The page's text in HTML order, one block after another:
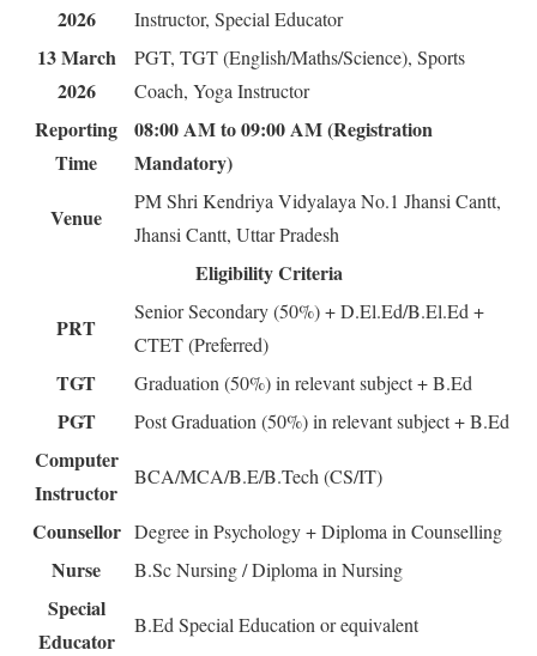
2026
Instructor, Special Educator
13 March
2026
PGT, TGT (English/Maths/Science), Sports
Coach, Yoga Instructor
Reporting
Time
08:00 AM to 09:00 AM (Registration
Mandatory)
Venue
PM Shri Kendriya Vidyalaya No.1 Jhansi Cantt,
Jhansi Cantt, Uttar Pradesh
Eligibility Criteria
PRT
Senior Secondary (50%) + D.El.Ed/B.El.Ed +
CTET (Preferred)
TGT Graduation (50%) in relevant subject + B.Ed
PGT Post Graduation (50%) in relevant subject + B.Ed
Computer
Instructor
BCA/MCA/B.E/B.Tech (CS/IT)
Counsellor Degree in Psychology + Diploma in Counselling
Nurse B.Sc Nursing / Diploma in Nursing
Special
Educator
B.Ed Special Education or equivalent